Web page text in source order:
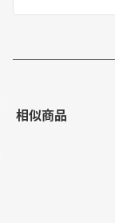
相似商品